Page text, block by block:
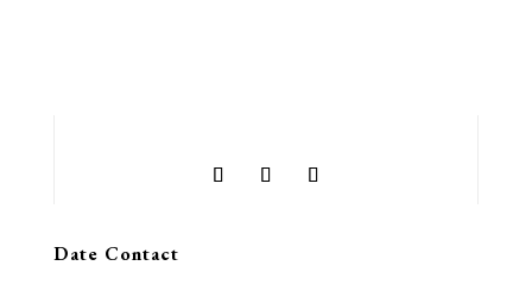
Date Contact